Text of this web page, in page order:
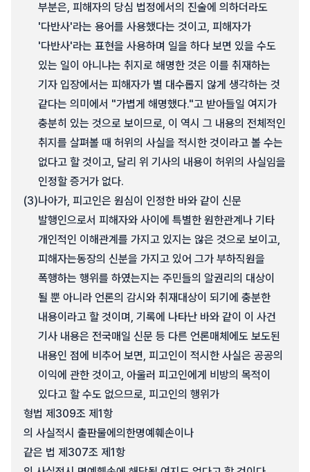
부분은, 피해자의 당심 법정에서의 진술에 의하더라도
'다반사'라는 용어를 사용했다는 것이고, 피해자가
'다반사'라는 표현을 사용하며 일을 하다 보면 있을 수도
있는 일이 아니냐는 취지로 해명한 것은 이를 취재하는
기자 입장에서는 피해자가 별 대수롭지 않게 생각하는 것
같다는 의미에서 "가볍게 해명했다."고 받아들일 여지가
충분히 있는 것으로 보이므로, 이 역시 그 내용의 전체적인
취지를 살펴볼 때 허위의 사실을 적시한 것이라고 볼 수는
없다고 할 것이고, 달리 위 기사의 내용이 허위의 사실임을
인정할 증거가 없다.
(3)나아가, 피고인은 원심이 인정한 바와 같이 신문
발행인으로서 피해자와 사이에 특별한 원한관계나 기타
개인적인 이해관계를 가지고 있지는 않은 것으로 보이고,
피해자는동장의 신분을 가지고 있어 그가 부하직원을
폭행하는 행위를 하였는지는 주민들의 알권리의 대상이
될 뿐 아니라 언론의 감시와 취재대상이 되기에 충분한
내용이라고 할 것이며, 기록에 나타난 바와 같이 이 사건
기사 내용은 전국매일 신문 등 다른 언론매체에도 보도된
내용인 점에 비추어 보면, 피고인이 적시한 사실은 공공의
이익에 관한 것이고, 아울러 피고인에게 비방의 목적이
있다고 할 수도 없으므로, 피고인의 행위가
형법 제309조 제1항
의 사실적시 출판물에의한명예훼손이나
같은 법 제307조 제1항